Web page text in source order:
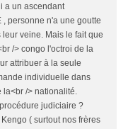
a un ascendant
, personne n'a une goutte
veine. Mais le fait que
/> congo l'octroi de la
attribuer à la seule
individuelle dans
/> nationalité.
judiciaire ?
( surtout nos frères